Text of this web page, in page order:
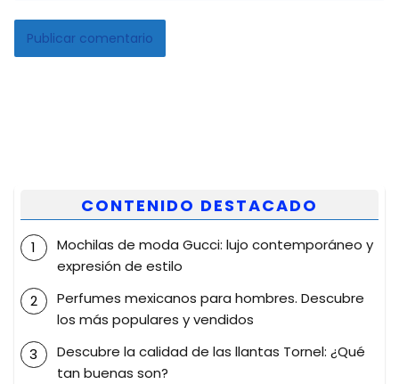
CONTENIDO DESTACADO
Mochilas de moda Gucci: lujo contemporáneo y
expresión de estilo
Perfumes mexicanos para hombres. Descubre
los más populares y vendidos
Descubre la calidad de las llantas Tornel: ¿Qué
tan buenas son?